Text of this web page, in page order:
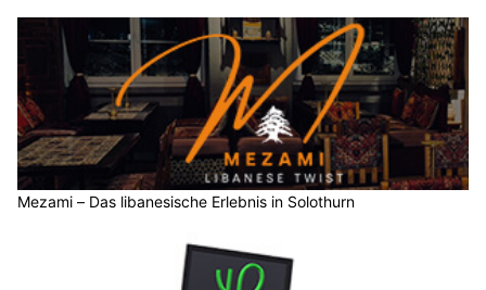
Mezami – Das libanesische Erlebnis in Solothurn